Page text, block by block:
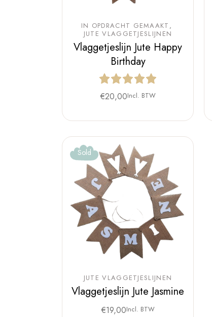
IN OPDRACHT GEMAAKT
JUTE VLAGGETJESLIJNEN
Vlaggetjeslijn Jute Happy
Birthday
€20,00Incl. BTW
Sold
JUTE VLAGGETJESLIJNEN
Vlaggetjeslijn Jute Jasmine
€19,00Incl. BTW